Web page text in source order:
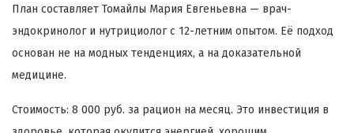
План составляет Томайлы Мария Евгеньевна — врач-
эндокринолог и нутрициолог с 12-летним опытом. Её подход
основан не на модных тенденциях, а на доказательной
медицине.
Стоимость: 8 000 руб. за рацион на месяц. Это инвестиция в